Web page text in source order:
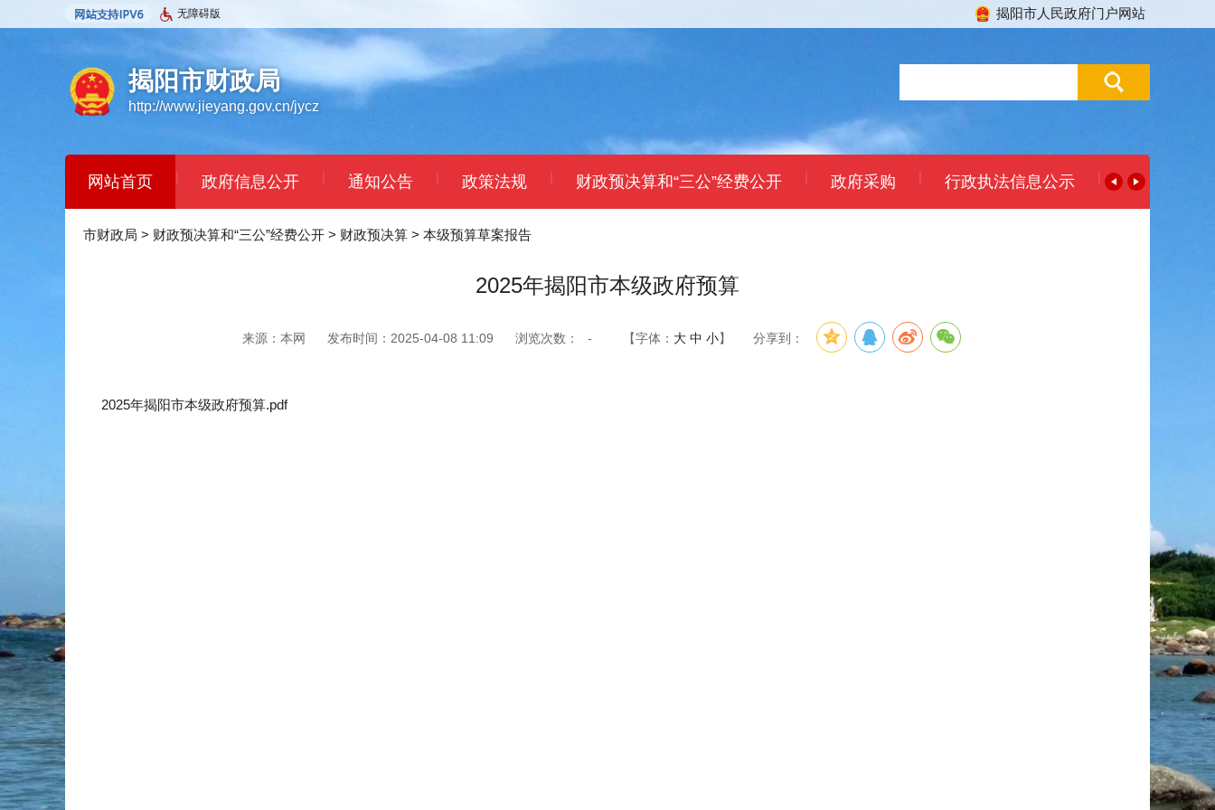
无障碍版 揭阳市人民政府门户网站
揭阳市财政局
http://www.jieyang.gov.cn/jycz
网站首页 | 政府信息公开 | 通知公告 | 政策法规 | 财政预决算和“三公”经费公开 | 政府采购 | 行政执法信息公示 |
市财政局 > 财政预决算和“三公”经费公开 > 财政预决算 > 本级预算草案报告
2025年揭阳市本级政府预算
来源：本网 发布时间：2025-04-08 11:09 浏览次数： - 【字体： 大 中 小】 分享到：
2025年揭阳市本级政府预算.pdf